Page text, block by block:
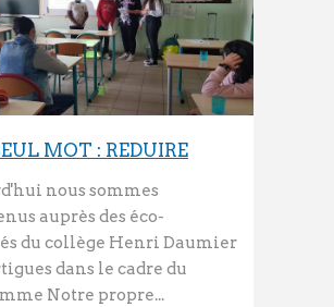
MOT : REDUIRE
nous sommes
auprès des éco-
du collège Henri Daumier
dans le cadre du
Notre propre...